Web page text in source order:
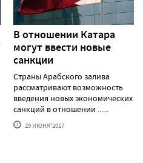
В отношении Катара
могут ввести новые
санкции
Страны Арабского залива
рассматривают возможность
введения новых экономических
санкций в отношении ......
29 ИЮНЯ'2017